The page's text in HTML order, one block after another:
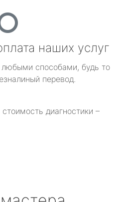
наших услуг
способами, будь то
перевод.
диагностики –